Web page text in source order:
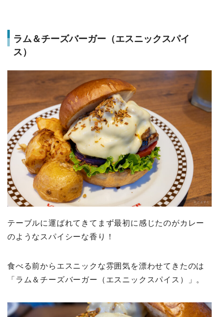
ラム＆チーズバーガー（エスニックスパイ
ス）
テーブルに運ばれてきてまず最初に感じたのがカレー
のようなスパイシーな香り！
食べる前からエスニックな雰囲気を漂わせてきたのは
「ラム＆チーズバーガー（エスニックスパイス）」。